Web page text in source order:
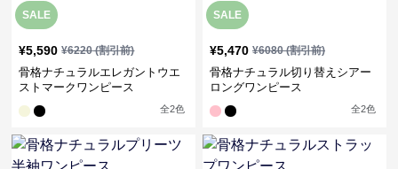
SALE
¥5,590 ¥6220(割引前)
骨格ナチュラルエレガントウエ
ストマークワンピース
全2色
SALE
¥5,470 ¥6080(割引前)
骨格ナチュラル切り替えシアー
ロングワンピース
全2色